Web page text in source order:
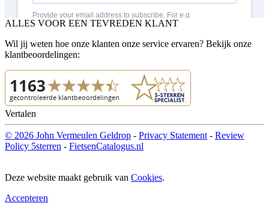
ALLES VOOR EEN TEVREDEN KLANT
Wil jij weten hoe onze klanten onze service ervaren? Bekijk onze
klantbeoordelingen:
Vertalen
© 2026 John Vermeulen Geldrop - Privacy Statement - Review
Policy 5sterren - FietsenCatalogus.nl
Deze website maakt gebruik van Cookies.
Accepteren